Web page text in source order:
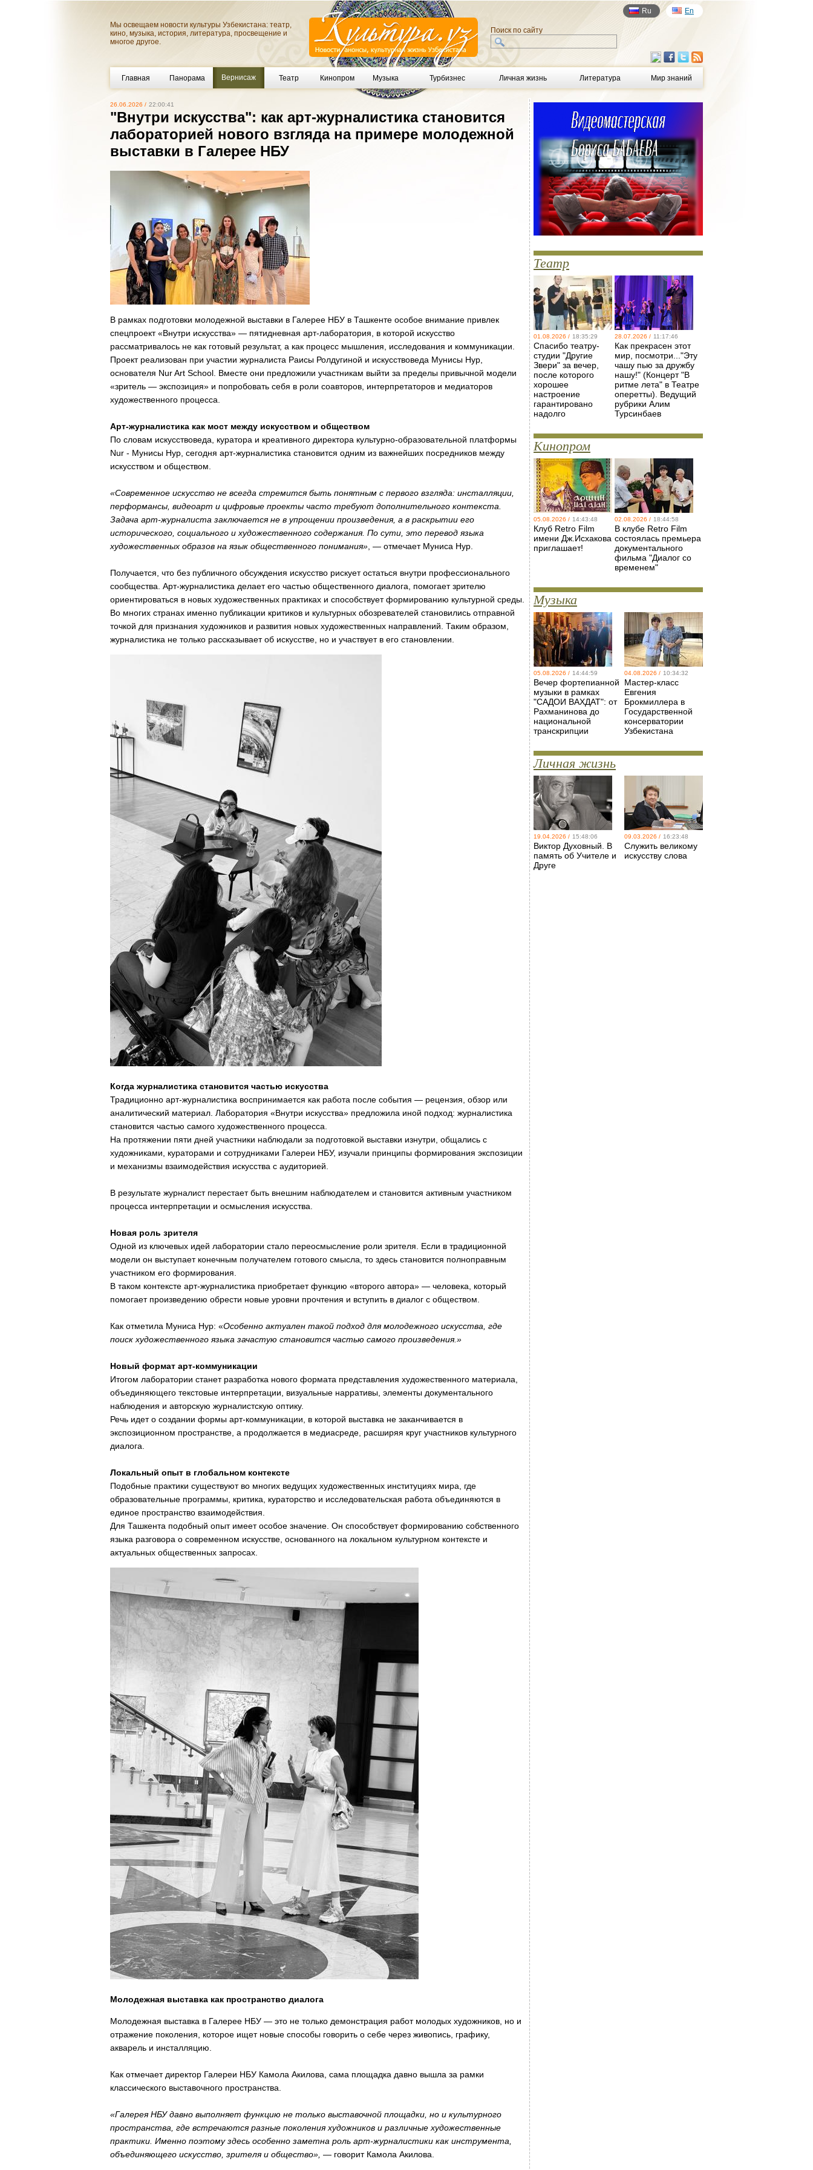
Мы освещаем новости культуры Узбекистана: театр,
кино, музыка, история, литература, просвещение и
многое другое.
Ru En
Поиск по сайту
Главная Панорама Вернисаж Театр Кинопром Музыка Турбизнес Личная жизнь Литература Мир знаний
26.06.2026 / 22:00:41
"Внутри искусства": как арт-журналистика становится
лабораторией нового взгляда на примере молодежной
выставки в Галерее НБУ
В рамках подготовки молодежной выставки в Галерее НБУ в Ташкенте особое внимание привлек
спецпроект «Внутри искусства» — пятидневная арт-лаборатория, в которой искусство
рассматривалось не как готовый результат, а как процесс мышления, исследования и коммуникации.
Проект реализован при участии журналиста Раисы Ролдугиной и искусствоведа Мунисы Нур,
основателя Nur Art School. Вместе они предложили участникам выйти за пределы привычной модели
«зритель — экспозиция» и попробовать себя в роли соавторов, интерпретаторов и медиаторов
художественного процесса.
Арт-журналистика как мост между искусством и обществом
По словам искусствоведа, куратора и креативного директора культурно-образовательной платформы
Nur - Мунисы Нур, сегодня арт-журналистика становится одним из важнейших посредников между
искусством и обществом.
«Современное искусство не всегда стремится быть понятным с первого взгляда: инсталляции,
перформансы, видеоарт и цифровые проекты часто требуют дополнительного контекста.
Задача арт-журналиста заключается не в упрощении произведения, а в раскрытии его
исторического, социального и художественного содержания. По сути, это перевод языка
художественных образов на язык общественного понимания» , — отмечает Муниса Нур.
Получается, что без публичного обсуждения искусство рискует остаться внутри профессионального
сообщества. Арт-журналистика делает его частью общественного диалога, помогает зрителю
ориентироваться в новых художественных практиках и способствует формированию культурной среды.
Во многих странах именно публикации критиков и культурных обозревателей становились отправной
точкой для признания художников и развития новых художественных направлений. Таким образом,
журналистика не только рассказывает об искусстве, но и участвует в его становлении.
Когда журналистика становится частью искусства
Традиционно арт-журналистика воспринимается как работа после события — рецензия, обзор или
аналитический материал. Лаборатория «Внутри искусства» предложила иной подход: журналистика
становится частью самого художественного процесса.
На протяжении пяти дней участники наблюдали за подготовкой выставки изнутри, общались с
художниками, кураторами и сотрудниками Галереи НБУ, изучали принципы формирования экспозиции
и механизмы взаимодействия искусства с аудиторией.
В результате журналист перестает быть внешним наблюдателем и становится активным участником
процесса интерпретации и осмысления искусства.
Новая роль зрителя
Одной из ключевых идей лаборатории стало переосмысление роли зрителя. Если в традиционной
модели он выступает конечным получателем готового смысла, то здесь становится полноправным
участником его формирования.
В таком контексте арт-журналистика приобретает функцию «второго автора» — человека, который
помогает произведению обрести новые уровни прочтения и вступить в диалог с обществом.
Как отметила Муниса Нур: «Особенно актуален такой подход для молодежного искусства, где
поиск художественного языка зачастую становится частью самого произведения.»
Новый формат арт-коммуникации
Итогом лаборатории станет разработка нового формата представления художественного материала,
объединяющего текстовые интерпретации, визуальные нарративы, элементы документального
наблюдения и авторскую журналистскую оптику.
Речь идет о создании формы арт-коммуникации, в которой выставка не заканчивается в
экспозиционном пространстве, а продолжается в медиасреде, расширяя круг участников культурного
диалога.
Локальный опыт в глобальном контексте
Подобные практики существуют во многих ведущих художественных институциях мира, где
образовательные программы, критика, кураторство и исследовательская работа объединяются в
единое пространство взаимодействия.
Для Ташкента подобный опыт имеет особое значение. Он способствует формированию собственного
языка разговора о современном искусстве, основанного на локальном культурном контексте и
актуальных общественных запросах.
Молодежная выставка как пространство диалога
Молодежная выставка в Галерее НБУ — это не только демонстрация работ молодых художников, но и
отражение поколения, которое ищет новые способы говорить о себе через живопись, графику,
акварель и инсталляцию.
Как отмечает директор Галереи НБУ Камола Акилова, сама площадка давно вышла за рамки
классического выставочного пространства.
«Галерея НБУ давно выполняет функцию не только выставочной площадки, но и культурного
пространства, где встречаются разные поколения художников и различные художественные
практики. Именно поэтому здесь особенно заметна роль арт-журналистики как инструмента,
объединяющего искусство, зрителя и общество», — говорит Камола Акилова.
Театр
01.08.2026 / 18:35:29
Спасибо театру-
студии "Другие
Звери" за вечер,
после которого
хорошее
настроение
гарантировано
надолго
28.07.2026 / 11:17:46
Как прекрасен этот
мир, посмотри..."Эту
чашу пью за дружбу
нашу!" (Концерт "В
ритме лета" в Театре
оперетты). Ведущий
рубрики Алим
Турсинбаев
Кинопром
05.08.2026 / 14:43:48
Клуб Retro Film
имени Дж.Исхакова
приглашает!
02.08.2026 / 18:44:58
В клубе Retro Film
состоялась премьера
документального
фильма "Диалог со
временем"
Музыка
05.08.2026 / 14:44:59
Вечер фортепианной
музыки в рамках
"САДОИ ВАХДАТ": от
Рахманинова до
национальной
транскрипции
04.08.2026 / 10:34:32
Мастер-класс
Евгения
Брокмиллера в
Государственной
консерватории
Узбекистана
Личная жизнь
19.04.2026 / 15:48:06
Виктор Духовный. В
память об Учителе и
Друге
09.03.2026 / 16:23:48
Служить великому
искусству слова